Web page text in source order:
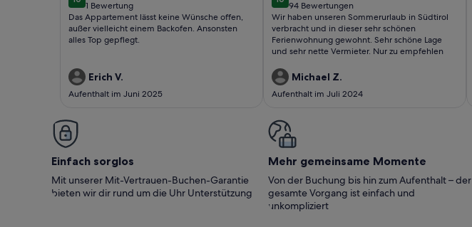
10 von 10
1 Bewertung
(1
bewertung)
Das Appartement lässt keine Wünsche offen,
außer vielleicht einem Backofen. Ansonsten
alles Top gepflegt.
Erich V.
Aufenthalt im Juni 2025
nette Vermieter
10 von 10
94 Bewertungen
(94
bewertungen)
Wir haben unseren Sommerurlaub in Südtirol
verbracht und in dieser sehr schönen
Ferienwohnung gewohnt. Sehr schöne Lage
und sehr nette Vermieter. Nur zu empfehlen
Michael Z.
Aufenthalt im Juli 2024
Einfach sorglos
Mit unserer Mit-Vertrauen-Buchen-Garantie
bieten wir dir rund um die Uhr Unterstützung
Mehr gemeinsame Momente
Von der Buchung bis hin zum Aufenthalt – der
gesamte Vorgang ist einfach und
unkompliziert